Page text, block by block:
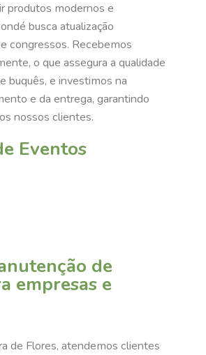
produtos modernos e
busca atualização
congressos. Recebemos
o que assegura a qualidade
buquês, e investimos na
e da entrega, garantindo
nossos clientes.
Eventos
de
empresas e
de Flores, atendemos clientes